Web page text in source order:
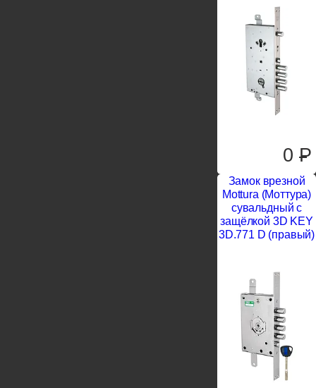
0P
Замок врезной
Mottura (Моттура)
сувальдный с
защёлкой 3D KEY
3D.771 D (правый)